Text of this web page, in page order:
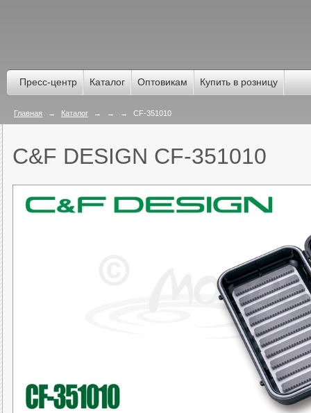
Пресс-центр Каталог Оптовикам Купить в розницу
Главная → Каталог → → → CF-351010
C&F DESIGN CF-351010